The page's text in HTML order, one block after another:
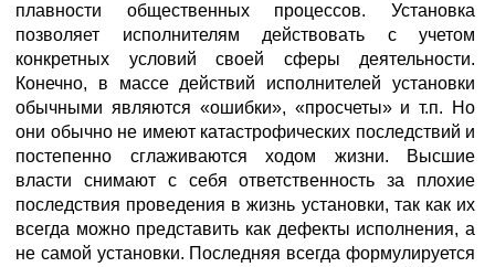
плавности общественных процессов. Установка
позволяет исполнителям действовать с учетом
конкретных условий своей сферы деятельности.
Конечно, в массе действий исполнителей установки
обычными являются «ошибки», «просчеты» и т.п. Но
они обычно не имеют катастрофических последствий и
постепенно сглаживаются ходом жизни. Высшие
власти снимают с себя ответственность за плохие
последствия проведения в жизнь установки, так как их
всегда можно представить как дефекты исполнения, а
не самой установки. Последняя всегда формулируется